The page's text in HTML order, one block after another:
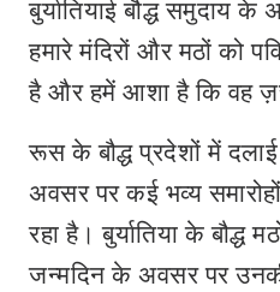
बुर्यातियाई बौद्ध समुदाय
हमारे मंदिरों और मठों को
है और हमें आशा है कि वह
रूस के बौद्ध प्रदेशों में
अवसर पर कई भव्य
रहा है। बुर्यातिया के बौद्ध
जन्मदिन के अवसर पर